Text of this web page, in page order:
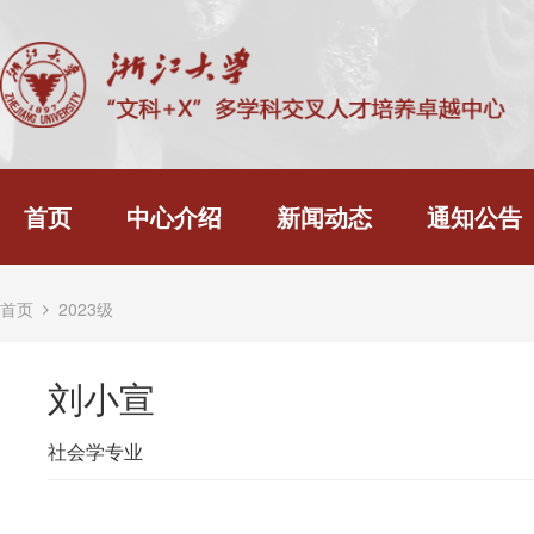
首页 中心介绍 新闻动态 通知公告
首页 2023级
刘小宣
社会学专业